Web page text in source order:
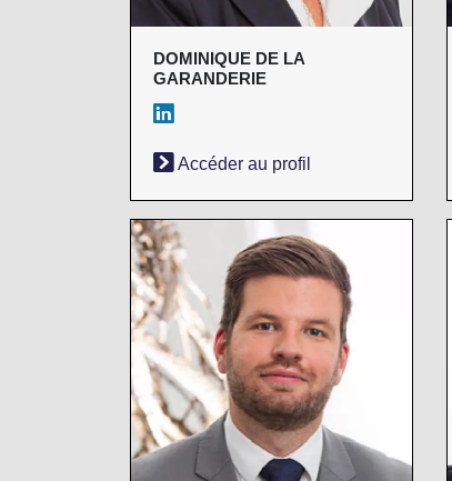
DOMINIQUE DE LA
GARANDERIE
Accéder au profil